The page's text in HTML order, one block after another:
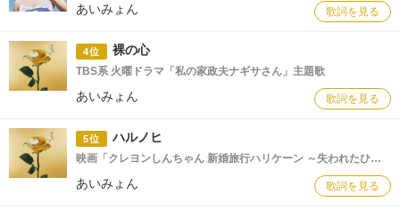
あいみょん 歌詞を見る
4位 裸の心
TBS系 火曜ドラマ「私の家政夫ナギサさん」主題歌
あいみょん 歌詞を見る
5位 ハルノヒ
映画「クレヨンしんちゃん 新婚旅行ハリケーン ～失われたひろし～」 主題歌
あいみょん 歌詞を見る